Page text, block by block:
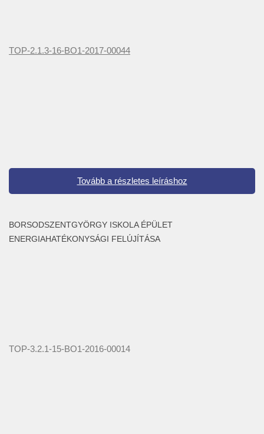
TOP-2.1.3-16-BO1-2017-00044
Tovább a részletes leíráshoz
BORSODSZENTGYÖRGY ISKOLA ÉPÜLET
ENERGIAHATÉKONYSÁGI FELÚJÍTÁSA
TOP-3.2.1-15-BO1-2016-00014